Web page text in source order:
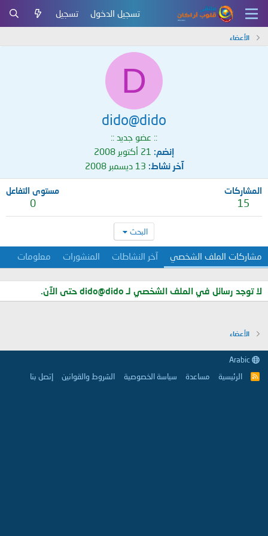
تسجيل الدخول تسجيل
الأعضاء
D
dido@dido
:: عضو جديد ::
إنضم
21 أكتوبر 2008
آخر نشاط 13 ديسمبر 2008
المشاركات
15
مستوى التفاعل
0
البحث
مشاركات الملف الشخصي آخر النشاطات المنشورات معلومات
لا توجد رسائل في الملف الشخصي لـ dido@dido حتى الآن.
الأعضاء
R
الرئيسية مساعدة سياسة الخصوصية الشروط والقوانين إتصل بنا